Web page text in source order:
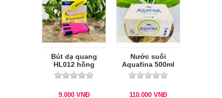
Bút dạ quang
HL012 hồng
9.000 VNĐ
Nước suối
Aquafina 500ml
110.000 VNĐ